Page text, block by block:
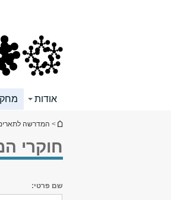
אודות
הינך נמצא כאן
> המדרשה
חוקרי
שם פרטי: